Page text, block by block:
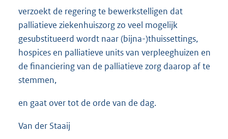
verzoekt de regering te bewerkstelligen dat
palliatieve ziekenhuiszorg zo veel mogelijk
gesubstitueerd wordt naar (bijna-)thuissettings,
hospices en palliatieve units van verpleeghuizen en
de financiering van de palliatieve zorg daarop af te
stemmen,
en gaat over tot de orde van de dag.
Van der Staaij